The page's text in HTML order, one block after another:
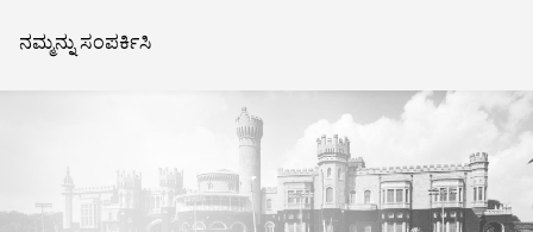
ನಮ್ಮನ್ನು ಸಂಪರ್ಕಿಸಿ